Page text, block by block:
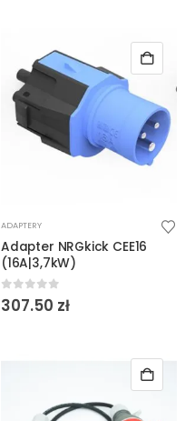
ADAPTERY
Adapter NRGkick CEE16
(16A|3,7kW)
0 out of 5
307.50 zł